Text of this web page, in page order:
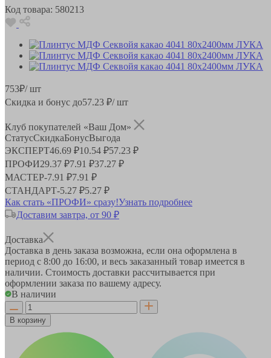
Код товара: 580213
753₽/ шт
Скидка и бонус до57.23 ₽/ шт
Клуб покупателей «Ваш Дом»
СтатусСкидкаБонусВыгода
ЭКСПЕРТ46.69 ₽10.54 ₽57.23 ₽
ПРОФИ29.37 ₽7.91 ₽37.27 ₽
МАСТЕР-7.91 ₽7.91 ₽
СТАНДАРТ-5.27 ₽5.27 ₽
Как стать «ПРОФИ» сразу!Узнать подробнее
Доставим завтра, от 90 ₽
Доставка
Доставка в день заказа возможна, если она оформлена в
период с 8:00 до 16:00, и весь заказанный товар имеется в
наличии. Стоимость доставки рассчитывается при
оформлении заказа по вашему адресу.
В наличии
В корзину